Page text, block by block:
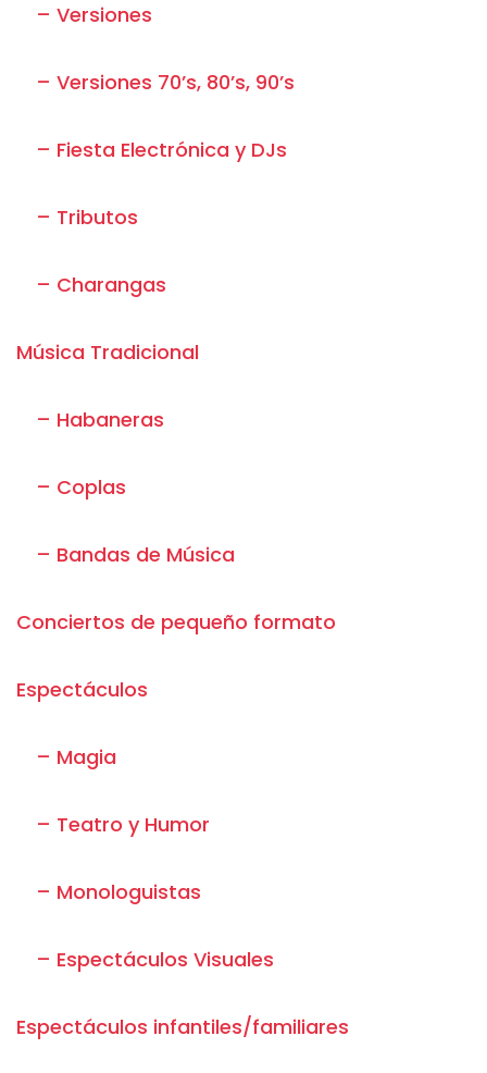
– Versiones
– Versiones 70’s, 80’s, 90’s
– Fiesta Electrónica y DJs
– Tributos
– Charangas
Música Tradicional
– Habaneras
– Coplas
– Bandas de Música
Conciertos de pequeño formato
Espectáculos
– Magia
– Teatro y Humor
– Monologuistas
– Espectáculos Visuales
Espectáculos infantiles/familiares